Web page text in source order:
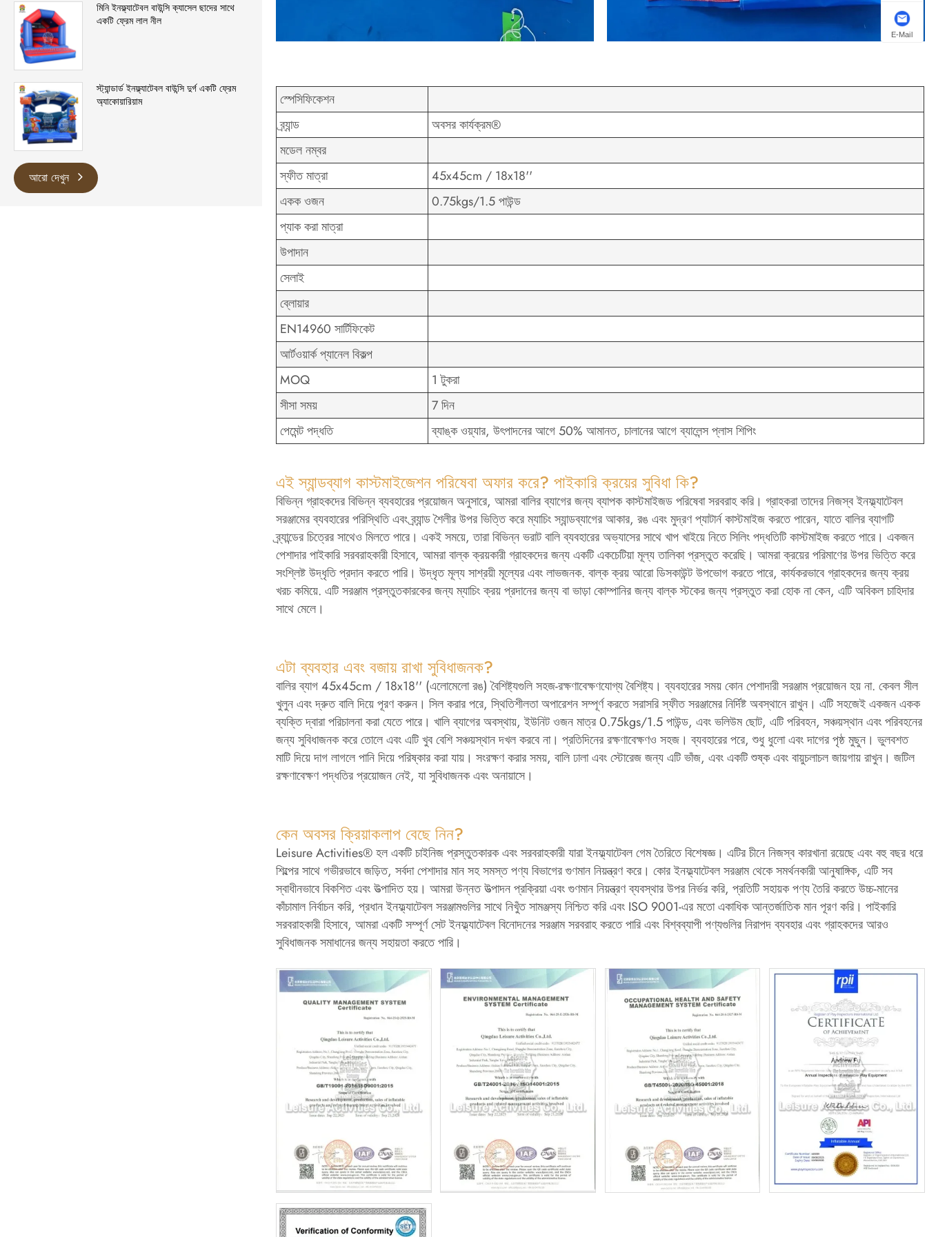
মিনি ইনফ্ল্যাটেবল বাউন্সি ক্যাসেল ছাদের সাথে
একটি ফ্রেম লাল নীল
স্ট্যান্ডার্ড ইনফ্ল্যাটেবল বাউন্সি দুর্গ একটি ফ্রেম
অ্যাকোয়ারিয়াম
আরো দেখুন
স্পেসিফিকেশন
ব্র্যান্ড
অবসর কার্যক্রম®
মডেল নম্বর
স্ফীত মাত্রা
45x45cm / 18x18''
একক ওজন
0.75kgs/1.5 পাউন্ড
প্যাক করা মাত্রা
উপাদান
সেলাই
ব্লোয়ার
EN14960 সার্টিফিকেট
আর্টওয়ার্ক প্যানেল বিকল্প
MOQ
1 টুকরা
সীসা সময়
7 দিন
পেমেন্ট পদ্ধতি
ব্যাঙ্ক ওয়্যার, উৎপাদনের আগে 50% আমানত, চালানের আগে ব্যালেন্স প্লাস শিপিং
এই স্যান্ডব্যাগ কাস্টমাইজেশন পরিষেবা অফার করে? পাইকারি ক্রয়ের সুবিধা কি?
বিভিন্ন গ্রাহকদের বিভিন্ন ব্যবহারের প্রয়োজন অনুসারে, আমরা বালির ব্যাগের জন্য ব্যাপক কাস্টমাইজড পরিষেবা সরবরাহ করি। গ্রাহকরা তাদের নিজস্ব ইনফ্ল্যাটেবল
সরঞ্জামের ব্যবহারের পরিস্থিতি এবং ব্র্যান্ড শৈলীর উপর ভিত্তি করে ম্যাচিং স্যান্ডব্যাগের আকার, রঙ এবং মুদ্রণ প্যাটার্ন কাস্টমাইজ করতে পারেন, যাতে বালির ব্যাগটি
ব্র্যান্ডের চিত্রের সাথেও মিলতে পারে। একই সময়ে, তারা বিভিন্ন ভরাট বালি ব্যবহারের অভ্যাসের সাথে খাপ খাইয়ে নিতে সিলিং পদ্ধতিটি কাস্টমাইজ করতে পারে। একজন
পেশাদার পাইকারি সরবরাহকারী হিসাবে, আমরা বাল্ক ক্রয়কারী গ্রাহকদের জন্য একটি একচেটিয়া মূল্য তালিকা প্রস্তুত করেছি। আমরা ক্রয়ের পরিমাণের উপর ভিত্তি করে
সংশ্লিষ্ট উদ্ধৃতি প্রদান করতে পারি। উদ্ধৃত মূল্য সাশ্রয়ী মূল্যের এবং লাভজনক. বাল্ক ক্রয় আরো ডিসকাউন্ট উপভোগ করতে পারে, কার্যকরভাবে গ্রাহকদের জন্য ক্রয়
খরচ কমিয়ে. এটি সরঞ্জাম প্রস্তুতকারকের জন্য ম্যাচিং ক্রয় প্রদানের জন্য বা ভাড়া কোম্পানির জন্য বাল্ক স্টকের জন্য প্রস্তুত করা হোক না কেন, এটি অবিকল চাহিদার
সাথে মেলে।
এটা ব্যবহার এবং বজায় রাখা সুবিধাজনক?
বালির ব্যাগ 45x45cm / 18x18'' (এলোমেলো রঙ) বৈশিষ্ট্যগুলি সহজ-রক্ষণাবেক্ষণযোগ্য বৈশিষ্ট্য। ব্যবহারের সময় কোন পেশাদারী সরঞ্জাম প্রয়োজন হয় না. কেবল সীল
খুলুন এবং দ্রুত বালি দিয়ে পূরণ করুন। সিল করার পরে, স্থিতিশীলতা অপারেশন সম্পূর্ণ করতে সরাসরি স্ফীত সরঞ্জামের নির্দিষ্ট অবস্থানে রাখুন। এটি সহজেই একজন একক
ব্যক্তি দ্বারা পরিচালনা করা যেতে পারে। খালি ব্যাগের অবস্থায়, ইউনিট ওজন মাত্র 0.75kgs/1.5 পাউন্ড, এবং ভলিউম ছোট, এটি পরিবহন, সঞ্চয়স্থান এবং পরিবহনের
জন্য সুবিধাজনক করে তোলে এবং এটি খুব বেশি সঞ্চয়স্থান দখল করবে না। প্রতিদিনের রক্ষণাবেক্ষণও সহজ। ব্যবহারের পরে, শুধু ধুলো এবং দাগের পৃষ্ঠ মুছুন। ভুলবশত
মাটি দিয়ে দাগ লাগলে পানি দিয়ে পরিষ্কার করা যায়। সংরক্ষণ করার সময়, বালি ঢালা এবং স্টোরেজ জন্য এটি ভাঁজ, এবং একটি শুষ্ক এবং বায়ুচলাচল জায়গায় রাখুন। জটিল
রক্ষণাবেক্ষণ পদ্ধতির প্রয়োজন নেই, যা সুবিধাজনক এবং অনায়াসে।
কেন অবসর ক্রিয়াকলাপ বেছে নিন?
Leisure Activities® হল একটি চাইনিজ প্রস্তুতকারক এবং সরবরাহকারী যারা ইনফ্ল্যাটেবল গেম তৈরিতে বিশেষজ্ঞ। এটির চীনে নিজস্ব কারখানা রয়েছে এবং বহু বছর ধরে
শিল্পের সাথে গভীরভাবে জড়িত, সর্বদা পেশাদার মান সহ সমস্ত পণ্য বিভাগের গুণমান নিয়ন্ত্রণ করে। কোর ইনফ্ল্যাটেবল সরঞ্জাম থেকে সমর্থনকারী আনুষাঙ্গিক, এটি সব
স্বাধীনভাবে বিকশিত এবং উত্পাদিত হয়। আমরা উন্নত উত্পাদন প্রক্রিয়া এবং গুণমান নিয়ন্ত্রণ ব্যবস্থার উপর নির্ভর করি, প্রতিটি সহায়ক পণ্য তৈরি করতে উচ্চ-মানের
কাঁচামাল নির্বাচন করি, প্রধান ইনফ্ল্যাটেবল সরঞ্জামগুলির সাথে নিখুঁত সামঞ্জস্য নিশ্চিত করি এবং ISO 9001-এর মতো একাধিক আন্তর্জাতিক মান পূরণ করি। পাইকারি
সরবরাহকারী হিসাবে, আমরা একটি সম্পূর্ণ সেট ইনফ্ল্যাটেবল বিনোদনের সরঞ্জাম সরবরাহ করতে পারি এবং বিশ্বব্যাপী পণ্যগুলির নিরাপদ ব্যবহার এবং গ্রাহকদের আরও
সুবিধাজনক সমাধানের জন্য সহায়তা করতে পারি।
E-Mail